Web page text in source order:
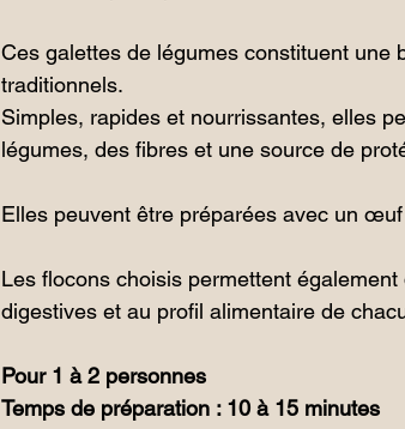
Ces galettes de légumes constituent une
traditionnels.
Simples, rapides et nourrissantes, elles
légumes, des fibres et une source de
Elles peuvent être préparées avec un
Les flocons choisis permettent
digestives et au profil alimentaire de
Pour 1 à 2 personnes
Temps de préparation : 10 à 15 minutes